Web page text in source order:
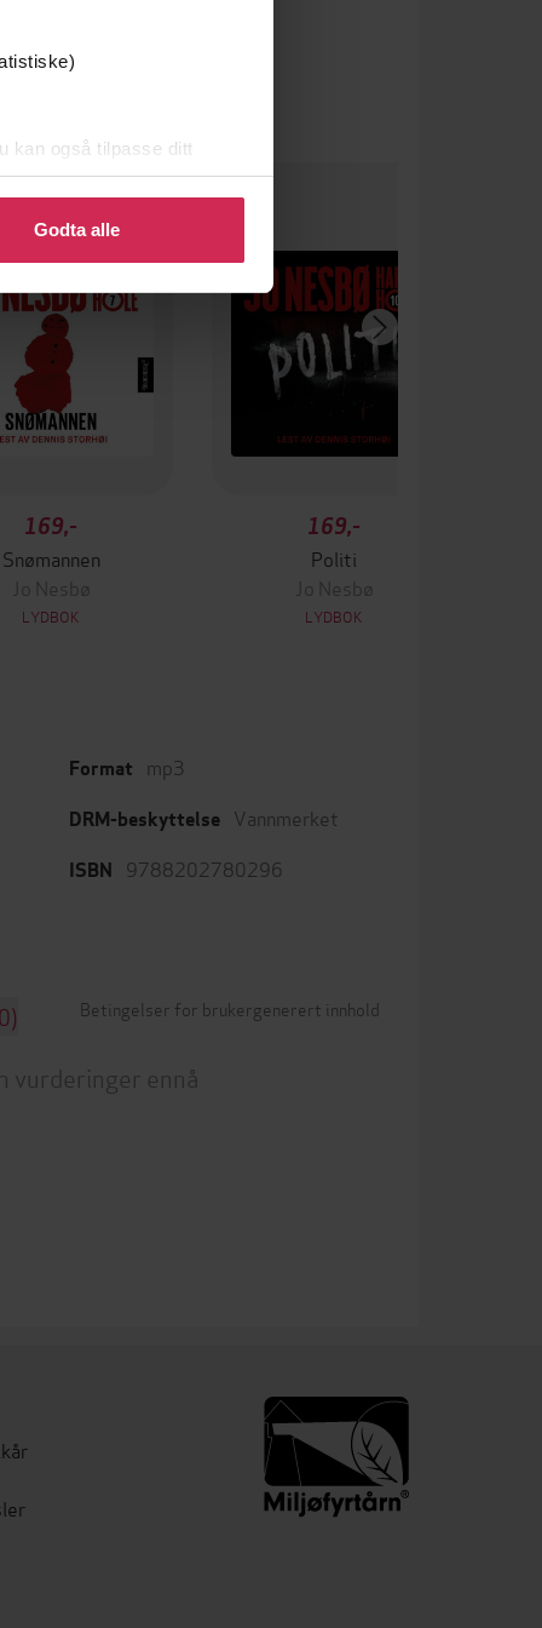
kan også tilpasse ditt
eller endre ditt samtykke.
Godta alle
filmen
169,-
Snømannen
Jo Nesbø
LYDBOK
169,-
Politi
Jo Nesbø
LYDBOK
Format mp3
DRM-beskyttelse Vannmerket
ISBN 9788202780296
Betingelser for brukergenerert innhold
vurderinger ennå